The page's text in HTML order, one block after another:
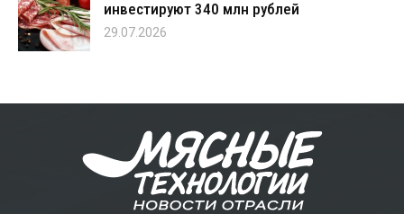
инвестируют 340 млн рублей
29.07.2026